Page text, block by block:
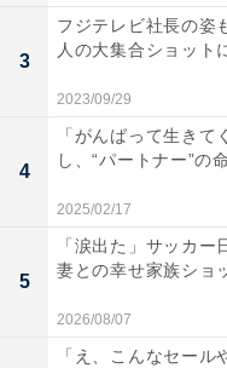
3
フジテレビ社長の姿
人の大集合ショット
2023/09/29
4
「がんばって生きて
し、“パートナー”の
2025/02/17
5
「涙出た」サッカ
妻との幸せ家族ショ
2026/08/07
「え、こんなセー